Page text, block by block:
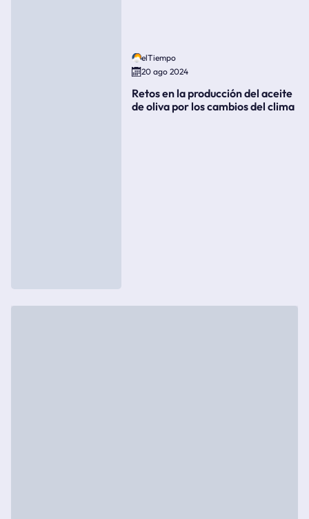
elTiempo
20 ago 2024
Retos en la producción del aceite
de oliva por los cambios del clima